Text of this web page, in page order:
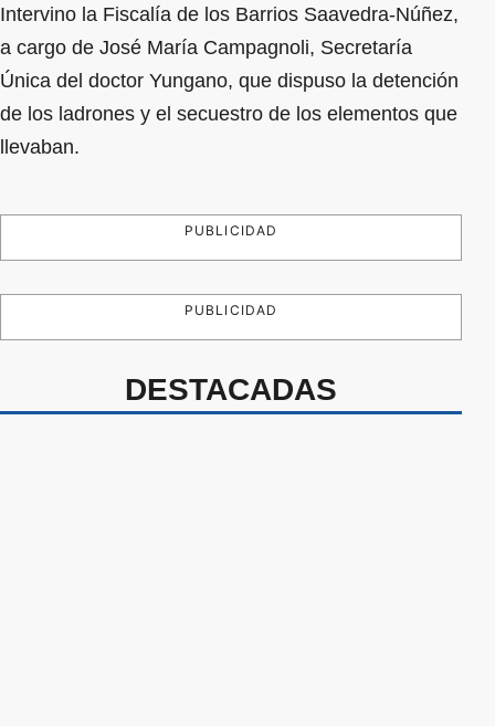
Intervino la Fiscalía de los Barrios Saavedra-Núñez,
a cargo de José María Campagnoli, Secretaría
Única del doctor Yungano, que dispuso la detención
de los ladrones y el secuestro de los elementos que
llevaban.
PUBLICIDAD
PUBLICIDAD
DESTACADAS